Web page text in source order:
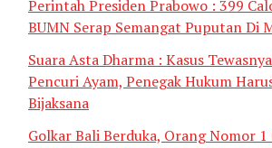
Perintah Presiden Prabowo : 399
BUMN Serap Semangat Puputan Di
Suara Asta Dharma : Kasus
Pencuri Ayam, Penegak Hukum
Bijaksana
Golkar Bali Berduka, Orang Nomor 1